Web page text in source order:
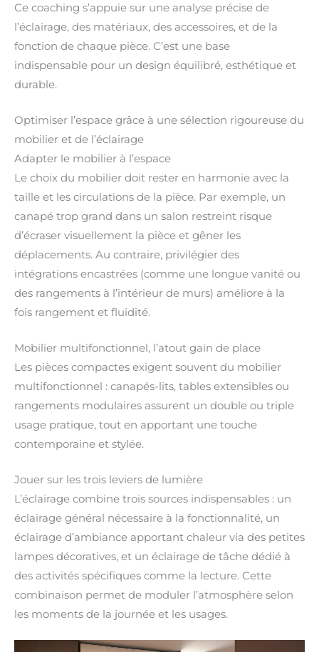
Ce coaching s’appuie sur une analyse précise de
l’éclairage, des matériaux, des accessoires, et de la
fonction de chaque pièce. C’est une base
indispensable pour un design équilibré, esthétique et
durable.
Optimiser l’espace grâce à une sélection rigoureuse du
mobilier et de l’éclairage
Adapter le mobilier à l’espace
Le choix du mobilier doit rester en harmonie avec la
taille et les circulations de la pièce. Par exemple, un
canapé trop grand dans un salon restreint risque
d’écraser visuellement la pièce et gêner les
déplacements. Au contraire, privilégier des
intégrations encastrées (comme une longue vanité ou
des rangements à l’intérieur de murs) améliore à la
fois rangement et fluidité.
Mobilier multifonctionnel, l’atout gain de place
Les pièces compactes exigent souvent du mobilier
multifonctionnel : canapés-lits, tables extensibles ou
rangements modulaires assurent un double ou triple
usage pratique, tout en apportant une touche
contemporaine et stylée.
Jouer sur les trois leviers de lumière
L’éclairage combine trois sources indispensables : un
éclairage général nécessaire à la fonctionnalité, un
éclairage d’ambiance apportant chaleur via des petites
lampes décoratives, et un éclairage de tâche dédié à
des activités spécifiques comme la lecture. Cette
combinaison permet de moduler l’atmosphère selon
les moments de la journée et les usages.